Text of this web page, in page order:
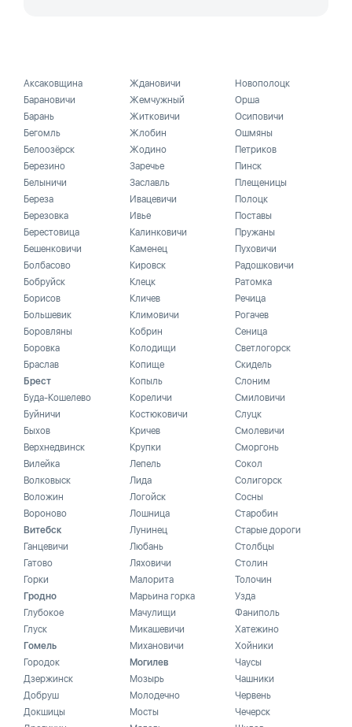
Аксаковщина
Барановичи
Барань
Бегомль
Белоозёрск
Березино
Белыничи
Береза
Березовка
Берестовица
Бешенковичи
Болбасово
Бобруйск
Борисов
Большевик
Боровляны
Боровка
Браслав
Брест
Буда-Кошелево
Буйничи
Быхов
Верхнедвинск
Вилейка
Волковыск
Воложин
Вороново
Витебск
Ганцевичи
Гатово
Горки
Гродно
Глубокое
Глуск
Гомель
Городок
Дзержинск
Добруш
Докшицы
Ждановичи
Жемчужный
Житковичи
Жлобин
Жодино
Заречье
Заславль
Ивацевичи
Ивье
Калинковичи
Каменец
Кировск
Клецк
Кличев
Климовичи
Кобрин
Колодищи
Копище
Копыль
Кореличи
Костюковичи
Кричев
Крупки
Лепель
Лида
Логойск
Лошница
Лунинец
Любань
Ляховичи
Малорита
Марьина горка
Мачулищи
Микашевичи
Михановичи
Могилев
Мозырь
Молодечно
Мосты
Новополоцк
Орша
Осиповичи
Ошмяны
Петриков
Пинск
Плещеницы
Полоцк
Поставы
Пружаны
Пуховичи
Радошковичи
Ратомка
Речица
Рогачев
Сеница
Светлогорск
Скидель
Слоним
Смиловичи
Слуцк
Смолевичи
Сморгонь
Сокол
Солигорск
Сосны
Старобин
Старые дороги
Столбцы
Столин
Толочин
Узда
Фаниполь
Хатежино
Хойники
Чаусы
Чашники
Червень
Чечерск